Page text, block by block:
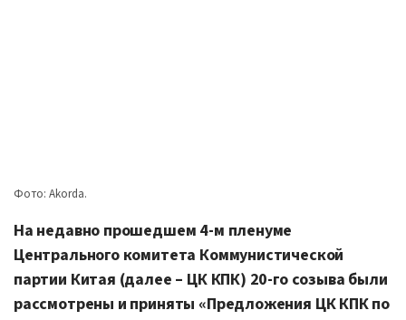
Фото: Akorda.
На недавно прошедшем 4-м пленуме
Центрального комитета Коммунистической
партии Китая (далее – ЦК КПК) 20-го созыва были
рассмотрены и приняты «Предложения ЦК КПК по